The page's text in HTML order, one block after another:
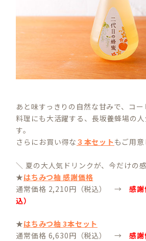
あと味すっきりの自然な甘みで、コ
料理にも大活躍する、長坂養蜂場の
す。
さらにお買い得な ３本セットもご用
＼ 夏の大人気ドリンクが、今だけの
★はちみつ柚 感謝価格
通常価格 2,210円（税込） →感
込）
★はちみつ柚 3本セット
通常価格 6,630円（税込） →感